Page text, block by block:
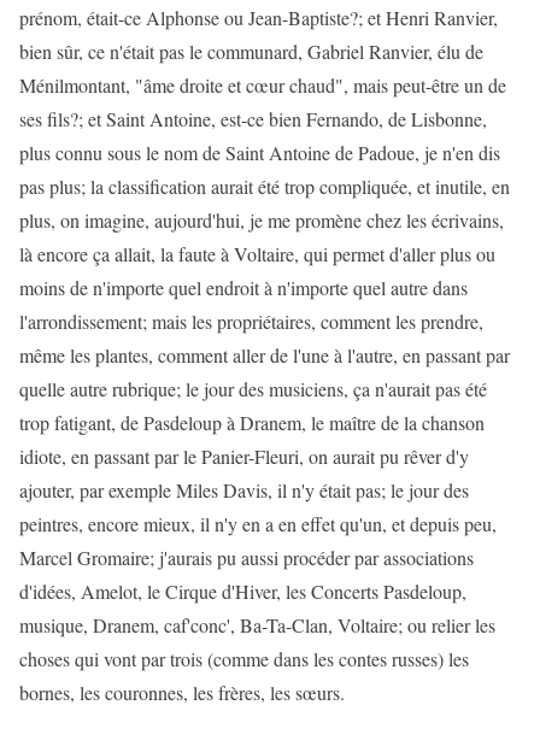
prénom, était-ce Alphonse ou Jean-Baptiste?; et Henri Ranvier,
bien sûr, ce n'était pas le communard, Gabriel Ranvier, élu de
Ménilmontant, "âme droite et cœur chaud", mais peut-être un de
ses fils?; et Saint Antoine, est-ce bien Fernando, de Lisbonne,
plus connu sous le nom de Saint Antoine de Padoue, je n'en dis
pas plus; la classification aurait été trop compliquée, et inutile, en
plus, on imagine, aujourd'hui, je me promène chez les écrivains,
là encore ça allait, la faute à Voltaire, qui permet d'aller plus ou
moins de n'importe quel endroit à n'importe quel autre dans
l'arrondissement; mais les propriétaires, comment les prendre,
même les plantes, comment aller de l'une à l'autre, en passant par
quelle autre rubrique; le jour des musiciens, ça n'aurait pas été
trop fatigant, de Pasdeloup à Dranem, le maître de la chanson
idiote, en passant par le Panier-Fleuri, on aurait pu rêver d'y
ajouter, par exemple Miles Davis, il n'y était pas; le jour des
peintres, encore mieux, il n'y en a en effet qu'un, et depuis peu,
Marcel Gromaire; j'aurais pu aussi procéder par associations
d'idées, Amelot, le Cirque d'Hiver, les Concerts Pasdeloup,
musique, Dranem, caf'conc', Ba-Ta-Clan, Voltaire; ou relier les
choses qui vont par trois (comme dans les contes russes) les
bornes, les couronnes, les frères, les sœurs.